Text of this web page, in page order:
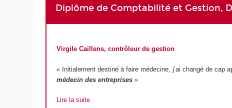
Diplôme de Comptabilité et Gestion,
Virgile Caillens, contrôleur de gestion
« Initialement destiné à faire médecine, j’ai changé de cap
médecin des entreprises »
Lire la suite